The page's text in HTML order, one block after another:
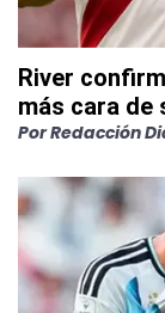
River
más cara de
PorRedacción